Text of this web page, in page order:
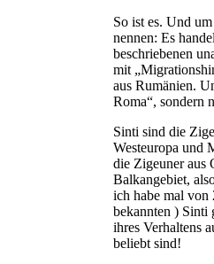
So ist es. Und
nennen: Es
beschriebenen
mit
aus Rumänien.
Roma“, sondern
Sinti sind die
Westeuropa und
die Zigeuner aus
Balkangebiet,
ich habe mal von
bekannten ) Sinti
ihres Verhaltens
beliebt sind!